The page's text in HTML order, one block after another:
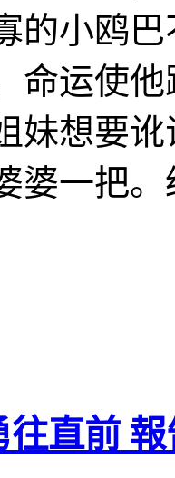
的小鸥
命运使
妹想要
婆一把
直前